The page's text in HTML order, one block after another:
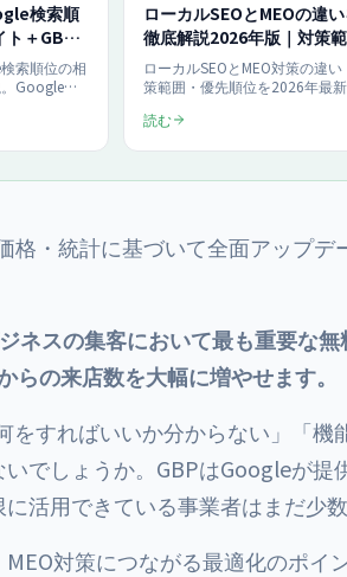
検索順
＋GBP
5月最新】
索順位の相
Googleビ
み、内部
ローカルSEOとMEOの違
徹底解説2026年版｜対策
と優先順位を中小企業向け
理
ローカルSEOとMEO対策の違い
策範囲・優先順位を2026年最
ローカルディレクトリでの最適
読む
・統計に基づいて全面アップデ
ネスの集客において最も重要な無
の来店数を大幅に増やせます。
をすればいいか分からない」「機
でしょうか。GBPはGoogleが提
活用できている事業者はまだ少数
対策につながる最適化のポイ